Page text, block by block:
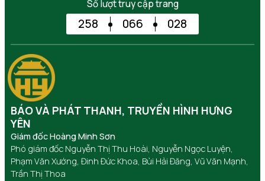
Số lượt truy cập trang
258 066 028
BÁO VÀ PHÁT THANH, TRUYỀN HÌNH HƯNG
YÊN
Giám đốc Hoàng Minh Sơn
Phó giám đốc Nguyễn Thị Thu Hoài, Nguyễn Ngọc Luyện,
Phạm Văn Xướng, Đinh Đức Khoa, Bùi Hải Đăng, Vũ Văn Mạnh,
Trần Thị Thoa